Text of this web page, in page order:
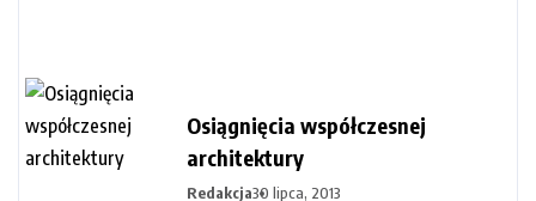
Osiągnięcia współczesnej
architektury
Redakcja30 lipca, 2013